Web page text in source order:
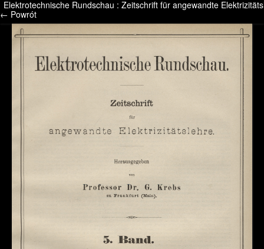
/* */ /* */ /* pliki_strona_po_stronie */
Elektrotechnische Rundschau : Zeitschrift für angewandte
← Powrót